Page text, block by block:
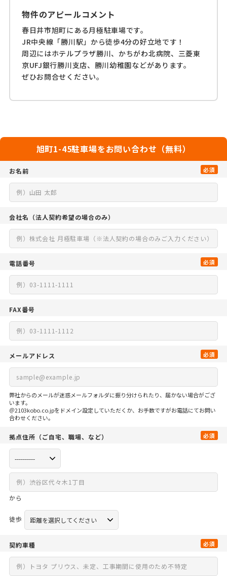
物件のアピールコメント
春日井市旭町にある月極駐車場です。
JR中央線「勝川駅」から徒歩4分の好立地です！
周辺にはホテルプラザ勝川、かちがわ北病院、三菱東
京UFJ銀行勝川支店、勝川幼稚園などがあります。
ぜひお問合せください。
旭町1-45駐車場をお問い合わせ（無料）
お名前 必須
会社名 （法人契約希望の場合のみ）
電話番号 必須
FAX番号
メールアドレス 必須
弊社からのメールが迷惑メールフォルダに振り分けられたり、届かない場合がござ
います。
＠2103kobo.co.jpをドメイン設定していただくか、お手数ですがお電話にてお問い
合わせください。
拠点住所 （ご自宅、 職場、など） 必須
から
徒歩
契約車種 必須